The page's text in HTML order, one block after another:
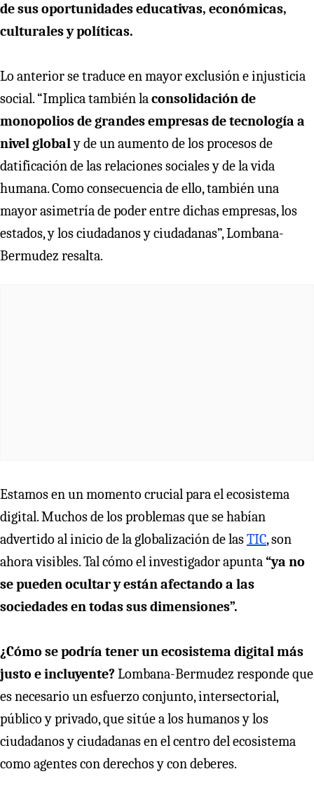
de sus oportunidades educativas, económicas,
culturales y políticas.
Lo anterior se traduce en mayor exclusión e injusticia
social. “Implica también laconsolidación de
monopolios de grandes empresas de tecnología a
nivel globaly de un aumento de los procesos de
datificación de las relaciones sociales y de la vida
humana. Como consecuencia de ello, también una
mayor asimetría de poder entre dichas empresas, los
estados, y los ciudadanos y ciudadanas”, Lombana-
Bermudez resalta.
Estamos en un momento crucial para el ecosistema
digital. Muchos de los problemas que se habían
advertido al inicio de la globalización de lasTIC, son
ahora visibles. Tal cómo el investigador apunta“ya no
se pueden ocultar y están afectando a las
sociedades en todas sus dimensiones”.
¿Cómo se podría tener un ecosistema digital más
justo e incluyente? Lombana-Bermudez responde que
es necesario un esfuerzo conjunto, intersectorial,
público y privado, que sitúe a los humanos y los
ciudadanos y ciudadanas en el centro del ecosistema
como agentes con derechos y con deberes.